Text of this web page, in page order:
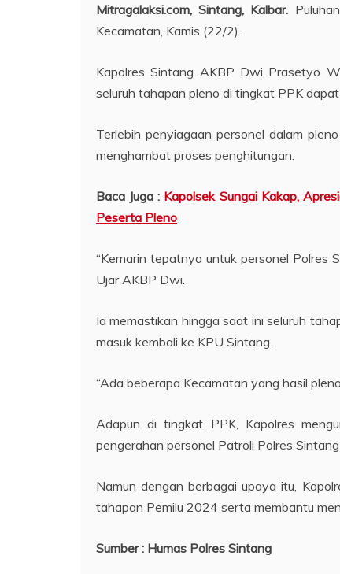
Mitragalaksi.com, Sintang, Kalbar.
Kecamatan, Kamis (22/2).
Kapolres Sintang AKBP Dwi Prasetyo
seluruh tahapan pleno di tingkat PPK
Terlebih penyiagaan personel dalam
menghambat proses penghitungan.
Baca Juga : Kapolsek Sungai Kakap,
Peserta Pleno
“Kemarin tepatnya untuk personel Polres
Ujar AKBP Dwi.
Ia memastikan hingga saat ini seluruh
masuk kembali ke KPU Sintang.
“Ada beberapa Kecamatan yang hasil
Adapun di tingkat PPK, Kapolres
pengerahan personel Patroli Polres
Namun dengan berbagai upaya itu,
tahapan Pemilu 2024 serta membantu
Sumber : Humas Polres Sintang